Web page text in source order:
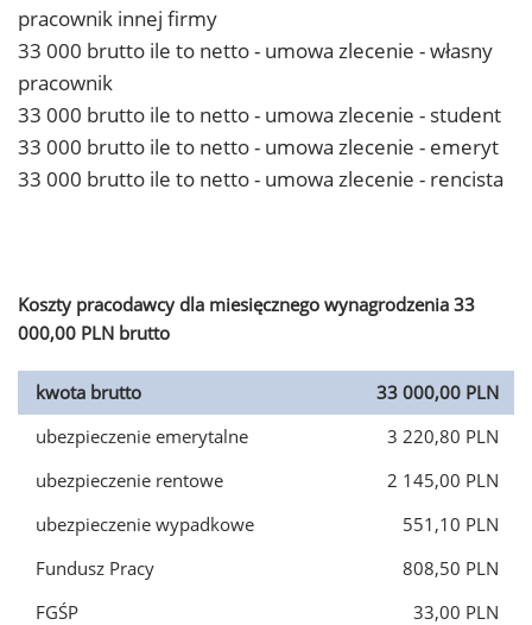
pracownik innej firmy
33 000 brutto ile to netto - umowa zlecenie - własny
pracownik
33 000 brutto ile to netto - umowa zlecenie - student
33 000 brutto ile to netto - umowa zlecenie - emeryt
33 000 brutto ile to netto - umowa zlecenie - rencista
Koszty pracodawcy dla miesięcznego wynagrodzenia 33
000,00 PLN brutto
kwota brutto
33 000,00 PLN
ubezpieczenie emerytalne
3 220,80 PLN
ubezpieczenie rentowe
2 145,00 PLN
ubezpieczenie wypadkowe
551,10 PLN
Fundusz Pracy
808,50 PLN
FGŚP
33,00 PLN